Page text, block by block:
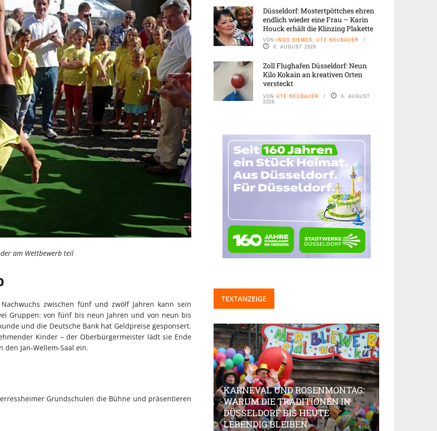
am Wettbewerb teil
zwischen fünf und zwölf Jahren kann sein
Gruppen: von fünf bis neun Jahren und von neun bis
und die Deutsche Bank hat Geldpreise gesponsert.
Kinder – der Oberbürgermeister lädt sie Ende
Jan-Wellem-Saal ein.
Grundschulen die Bühne und präsentieren
Düsseldorf: Mostertpöttches ehren
endlich wieder eine Frau – Karin
Houck erhält die Klinzing Plakette
VON INGO SIEMES, UTE NEUBAUER
6. AUGUST 2026
Zoll Flughafen Düsseldorf: Neun
Kilo Kokain an kreativen Orten
versteckt
VON UTE NEUBAUER 6. AUGUST
2026
TEXTANZEIGE
INDUSTRIELLER CHIC: WIE
KARNEVAL UND ROSENMONTAG:
WARUM DIE TRADITIONEN IN
DÜSSELDORF BIS HEUTE
LEBENDIG BLEIBEN